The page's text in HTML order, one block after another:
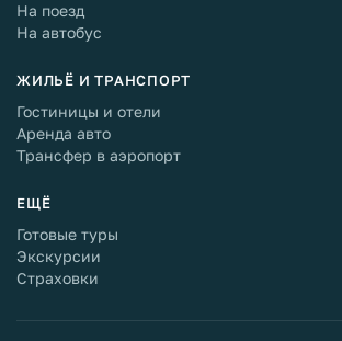
На поезд
На автобус
ЖИЛЬЁ И ТРАНСПОРТ
Гостиницы и отели
Аренда авто
Трансфер в аэропорт
ЕЩЁ
Готовые туры
Экскурсии
Страховки